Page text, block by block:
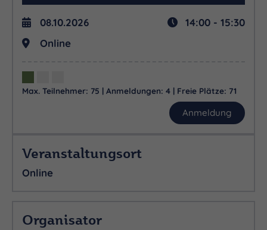
08.10.2026
14:00 - 15:30
Online
Max. Teilnehmer: 75 | Anmeldungen: 4 | Freie Plätze: 71
Anmeldung
Veranstaltungsort
Online
Organisator